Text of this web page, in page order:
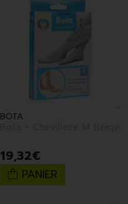
BOTA
19,32€
PANIER